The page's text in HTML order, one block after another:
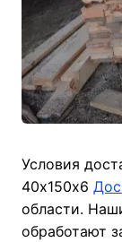
Условия
40х150х6
области.
обработают